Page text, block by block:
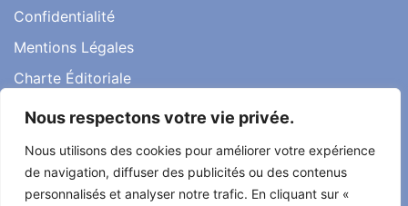
Nous respectons votre vie privée.
Nous utilisons des cookies pour améliorer votre expérience
de navigation, diffuser des publicités ou des contenus
personnalisés et analyser notre trafic. En cliquant sur «
Confidentialité
Mentions Légales
Charte Éditoriale
Conditions d’utilisation
Témoignages